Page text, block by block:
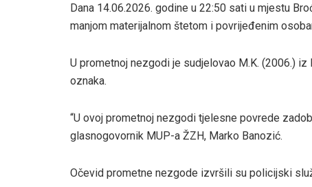
Dana 14.06.2026. godine u 22:50 sati u mjestu
manjom materijalnom štetom i povrijeđenim
U prometnoj nezgodi je sudjelovao M.K. (2006.)
oznaka.
“U ovoj prometnoj nezgodi tjelesne povrede
glasnogovornik MUP-a ŽZH, Marko Banozić.
Očevid prometne nezgode izvršili su policijski